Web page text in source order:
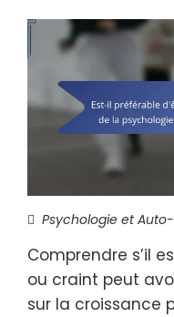
Psychologie et
Comprendre s’il
ou craint peut
sur la croissance